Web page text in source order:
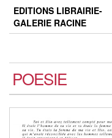
Skip
the
EDITIONS LIBRAIRIE-
GALERIE RACINE
POESIE